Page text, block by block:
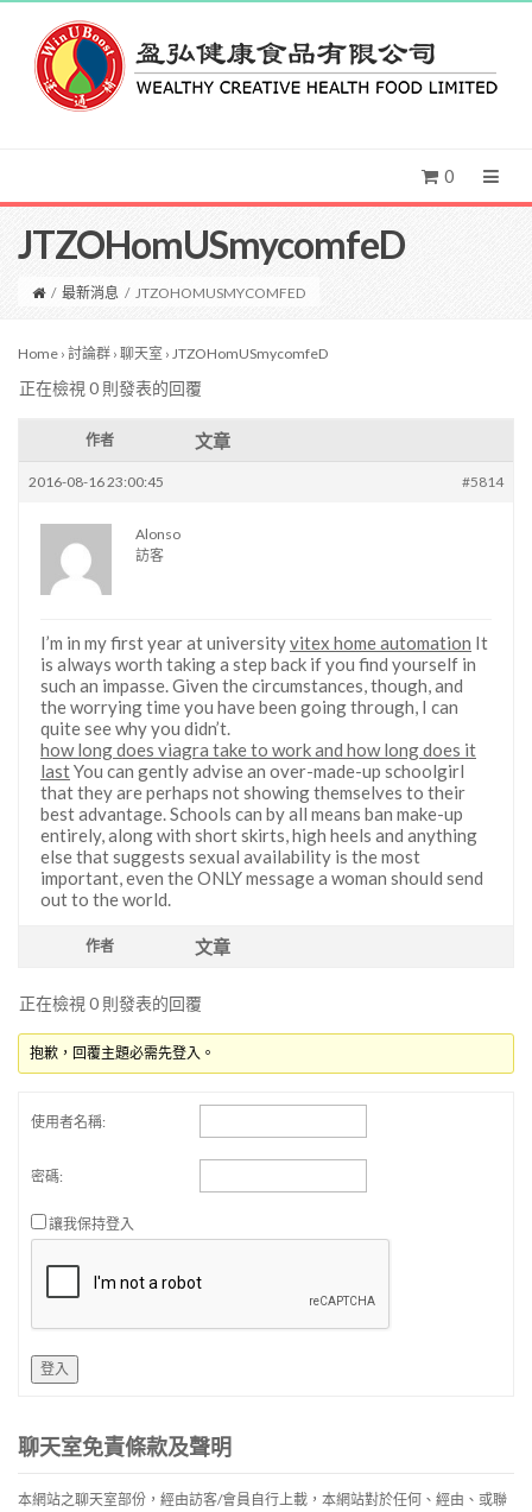
0
JTZOHomUSmycomfeD
/ 最新消息 / JTZOHOMUSMYCOMFED
Home › 討論群 › 聊天室 › JTZOHomUSmycomfeD
正在檢視 0 則發表的回覆
作者 文章
2016-08-16 23:00:45 #5814
Alonso
訪客
I’m in my first year at universityvitex home automation It
is always worth taking a step back if you find yourself in
such an impasse. Given the circumstances, though, and
the worrying time you have been going through, I can
quite see why you didn’t.
how long does viagra take to work and how long does it
lastYou can gently advise an over-made-up schoolgirl
that they are perhaps not showing themselves to their
best advantage. Schools can by all means ban make-up
entirely, along with short skirts, high heels and anything
else that suggests sexual availability is the most
important, even the ONLY message a woman should send
out to the world.
作者 文章
正在檢視 0 則發表的回覆
抱歉，回覆主題必需先登入。
使用者名稱:
密碼:
讓我保持登入
登入
聊天室免責條款及聲明
本網站之聊天室部份，經由訪客/會員自行上載，本網站對於任何、經由、或聯